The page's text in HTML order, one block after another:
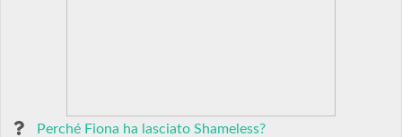
Perché Fiona ha lasciato Shameless?